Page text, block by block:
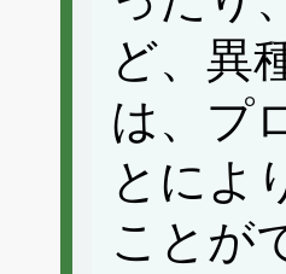
ど、異
は、プ
とによ
ことが